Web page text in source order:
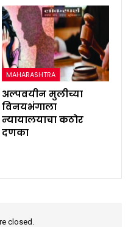
MAHARASHTRA
अल्पवयीन मुलीच्या
विनयभंगाला
न्यायालयाचा कठोर
दणका
closed.